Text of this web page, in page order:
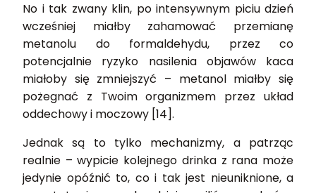
No i tak zwany klin, po intensywnym piciu dzień
wcześniej miałby zahamować przemianę
metanolu do formaldehydu, przez co
potencjalnie ryzyko nasilenia objawów kaca
miałoby się zmniejszyć – metanol miałby się
pożegnać z Twoim organizmem przez układ
oddechowy i moczowy [14].
Jednak są to tylko mechanizmy, a patrząc
realnie – wypicie kolejnego drinka z rana może
jedynie opóźnić to, co i tak jest nieuniknione, a